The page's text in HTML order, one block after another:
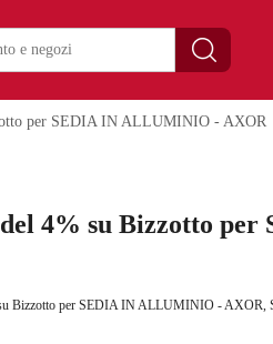
per SEDIA IN ALLUMINIO - AXOR
del 4% su Bizzotto
Bizzotto per SEDIA IN ALLUMINIO - AXOR,